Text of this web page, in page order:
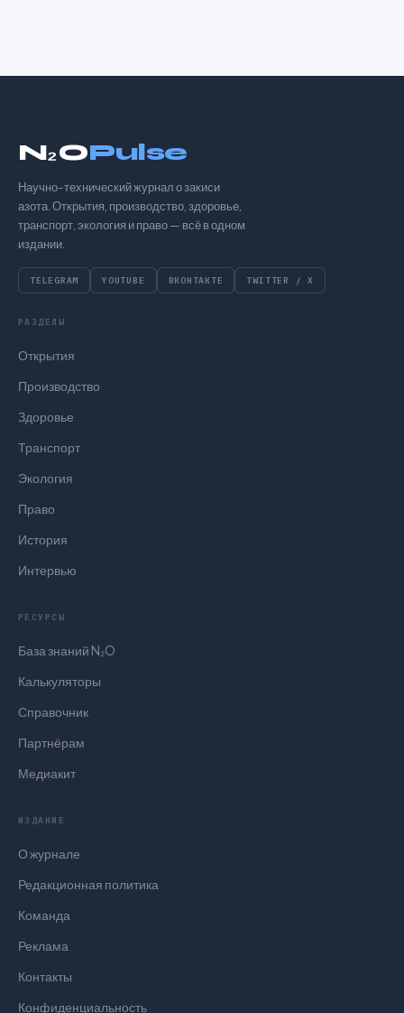
N₂OPulse
Научно-технический журнал о закиси
азота. Открытия, производство, здоровье,
транспорт, экология и право — всё в одном
издании.
TELEGRAM YOUTUBE ВКОНТАКТЕ TWITTER / X
РАЗДЕЛЫ
Открытия
Производство
Здоровье
Транспорт
Экология
Право
История
Интервью
РЕСУРСЫ
База знаний N₂O
Калькуляторы
Справочник
Партнёрам
Медиакит
ИЗДАНИЕ
О журнале
Редакционная политика
Команда
Реклама
Контакты
Конфиденциальность